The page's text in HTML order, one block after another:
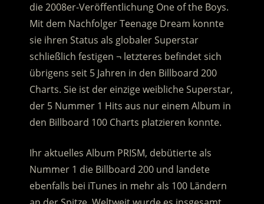
die 2008er-Veröffentlichung One of the Boys.
Mit dem Nachfolger Teenage Dream konnte
sie ihren Status als globaler Superstar
schließlich festigen ¬ letzteres befindet sich
übrigens seit 5 Jahren in den Billboard 200
Charts. Sie ist der einzige weibliche Superstar,
der 5 Nummer 1 Hits aus nur einem Album in
den Billboard 100 Charts platzieren konnte.
Ihr aktuelles Album PRISM, debütierte als
Nummer 1 die Billboard 200 und landete
ebenfalls bei iTunes in mehr als 100 Ländern